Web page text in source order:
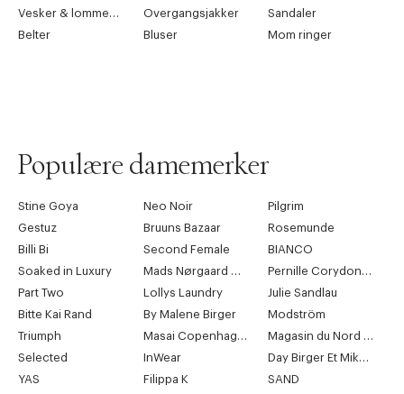
Vesker & lommebøker
Overgangsjakker
Sandaler
Belter
Bluser Mom ringer
Populære damemerker
Stine Goya Neo Noir
Pilgrim
Gestuz
Bruuns Bazaar
Rosemunde
Billi Bi
Second Female
BIANCO
Soaked in Luxury
Mads Nørgaard Copenhagen
Pernille Corydon Jewellery
Part Two
Lollys Laundry
Julie Sandlau
Bitte Kai Rand
By Malene Birger
Modström
Triumph
Masai Copenhagen
Magasin du Nord Collection
Selected
InWear
Day Birger Et Mikkelsen
YAS
Filippa K
SAND